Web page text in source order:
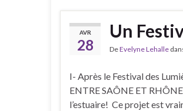
AVR
28
Un
DeEvelyne Lehalle
I- Après le Festival des
ENTRE SAÔNE ET
l’estuaire! Ce projet est